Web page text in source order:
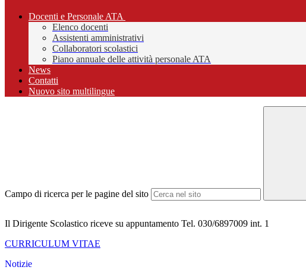
Docenti e Personale ATA
Elenco docenti
Assistenti amministrativi
Collaboratori scolastici
Piano annuale delle attività personale ATA
News
Contatti
Nuovo sito multilingue
Campo di ricerca per le pagine del sito
Il Dirigente Scolastico riceve su appuntamento Tel. 030/6897009 int. 1
CURRICULUM VITAE
Notizie